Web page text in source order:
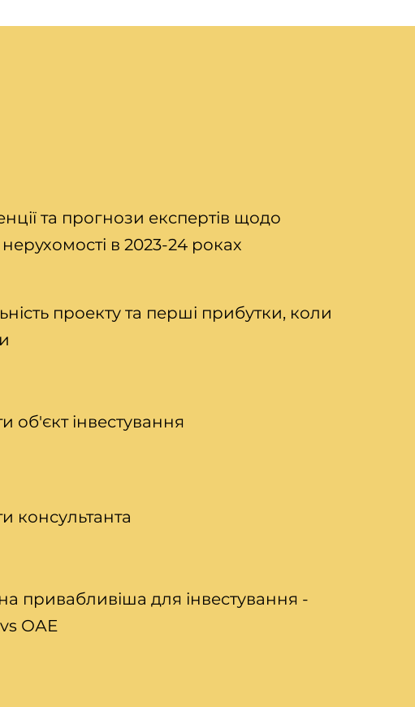
та прогнози експертів щодо
нерухомості в 2023-24 роках
проекту та перші прибутки, коли
об'єкт інвестування
консультанта
привабливіша для інвестування -
vs ОАЕ